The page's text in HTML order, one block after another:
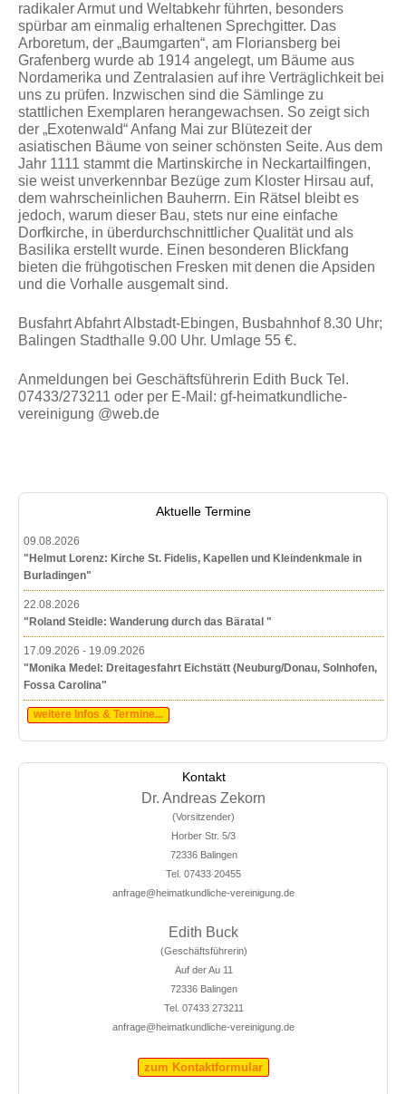
radikaler Armut und Weltabkehr führten, besonders
spürbar am einmalig erhaltenen Sprechgitter. Das
Arboretum, der „Baumgarten“, am Floriansberg bei
Grafenberg wurde ab 1914 angelegt, um Bäume aus
Nordamerika und Zentralasien auf ihre Verträglichkeit bei
uns zu prüfen. Inzwischen sind die Sämlinge zu
stattlichen Exemplaren herangewachsen. So zeigt sich
der „Exotenwald“ Anfang Mai zur Blütezeit der
asiatischen Bäume von seiner schönsten Seite. Aus dem
Jahr 1111 stammt die Martinskirche in Neckartailfingen,
sie weist unverkennbar Bezüge zum Kloster Hirsau auf,
dem wahrscheinlichen Bauherrn. Ein Rätsel bleibt es
jedoch, warum dieser Bau, stets nur eine einfache
Dorfkirche, in überdurchschnittlicher Qualität und als
Basilika erstellt wurde. Einen besonderen Blickfang
bieten die frühgotischen Fresken mit denen die Apsiden
und die Vorhalle ausgemalt sind.
Busfahrt Abfahrt Albstadt-Ebingen, Busbahnhof 8.30 Uhr;
Balingen Stadthalle 9.00 Uhr. Umlage 55 €.
Anmeldungen bei Geschäftsführerin Edith Buck Tel.
07433/273211 oder per E-Mail: gf-heimatkundliche-
vereinigung @web.de
Aktuelle Termine
09.08.2026
"Helmut Lorenz: Kirche St. Fidelis, Kapellen und Kleindenkmale in
Burladingen"
22.08.2026
"Roland Steidle: Wanderung durch das Bäratal "
17.09.2026 - 19.09.2026
"Monika Medel: Dreitagesfahrt Eichstätt (Neuburg/Donau, Solnhofen,
Fossa Carolina"
weitere Infos & Termine...
Kontakt
Dr. Andreas Zekorn
(Vorsitzender)
Horber Str. 5/3
72336 Balingen
Tel. 07433 20455
anfrage@heimatkundliche-vereinigung.de
Edith Buck
(Geschäftsführerin)
Auf der Au 11
72336 Balingen
Tel. 07433 273211
anfrage@heimatkundliche-vereinigung.de
zum Kontaktformular